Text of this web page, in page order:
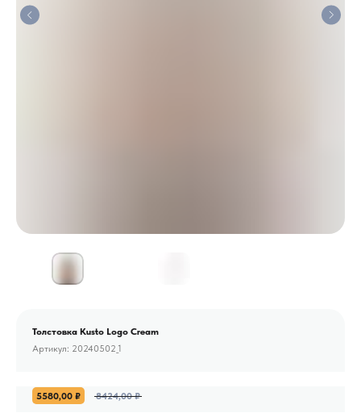
Толстовка Kusto Logo Cream
Артикул: 20240502_1
5580,00 ₽ 8424,00 ₽